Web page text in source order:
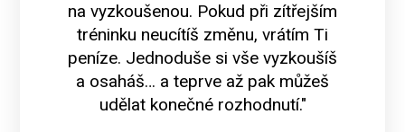
na vyzkoušenou. Pokud při zítřejším
tréninku neucítíš změnu, vrátím Ti
peníze. Jednoduše si vše vyzkoušíš
a osaháš… a teprve až pak můžeš
udělat konečné rozhodnutí."